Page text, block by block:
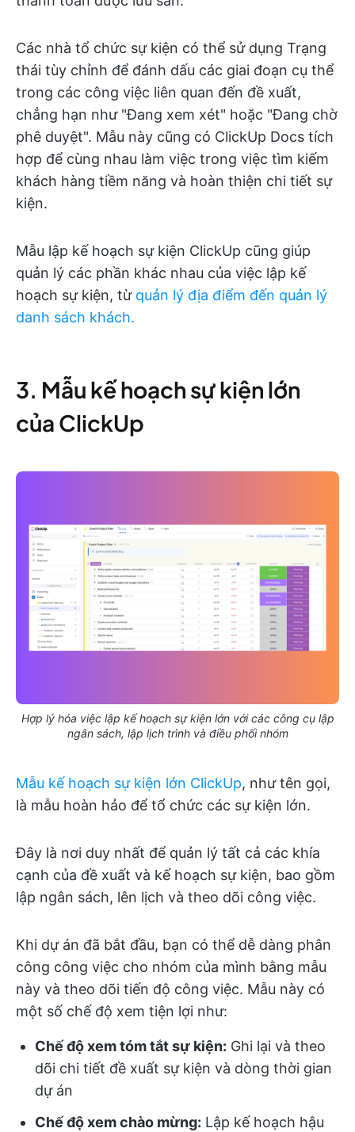
Các nhà tổ chức sự kiện có thể sử dụng Trạng
thái tùy chỉnh để đánh dấu các giai đoạn cụ thể
trong các công việc liên quan đến đề xuất,
chẳng hạn như "Đang xem xét" hoặc "Đang chờ
phê duyệt". Mẫu này cũng có ClickUp Docs tích
hợp để cùng nhau làm việc trong việc tìm kiếm
khách hàng tiềm năng và hoàn thiện chi tiết sự
kiện.
Mẫu lập kế hoạch sự kiện ClickUp cũng giúp
quản lý các phần khác nhau của việc lập kế
hoạch sự kiện, từ quản lý địa điểm đến quản lý
danh sách khách.
3. Mẫu kế hoạch sự kiện lớn
của ClickUp
Hợp lý hóa việc lập kế hoạch sự kiện lớn với các công cụ lập
ngân sách, lập lịch trình và điều phối nhóm
Mẫu kế hoạch sự kiện lớn ClickUp, như tên gọi,
là mẫu hoàn hảo để tổ chức các sự kiện lớn.
Đây là nơi duy nhất để quản lý tất cả các khía
cạnh của đề xuất và kế hoạch sự kiện, bao gồm
lập ngân sách, lên lịch và theo dõi công việc.
Khi dự án đã bắt đầu, bạn có thể dễ dàng phân
công công việc cho nhóm của mình bằng mẫu
này và theo dõi tiến độ công việc. Mẫu này có
một số chế độ xem tiện lợi như:
Chế độ xem tóm tắt sự kiện: Ghi lại và theo
dõi chi tiết đề xuất sự kiện và dòng thời gian
dự án
Chế độ xem chào mừng: Lập kế hoạch hậu